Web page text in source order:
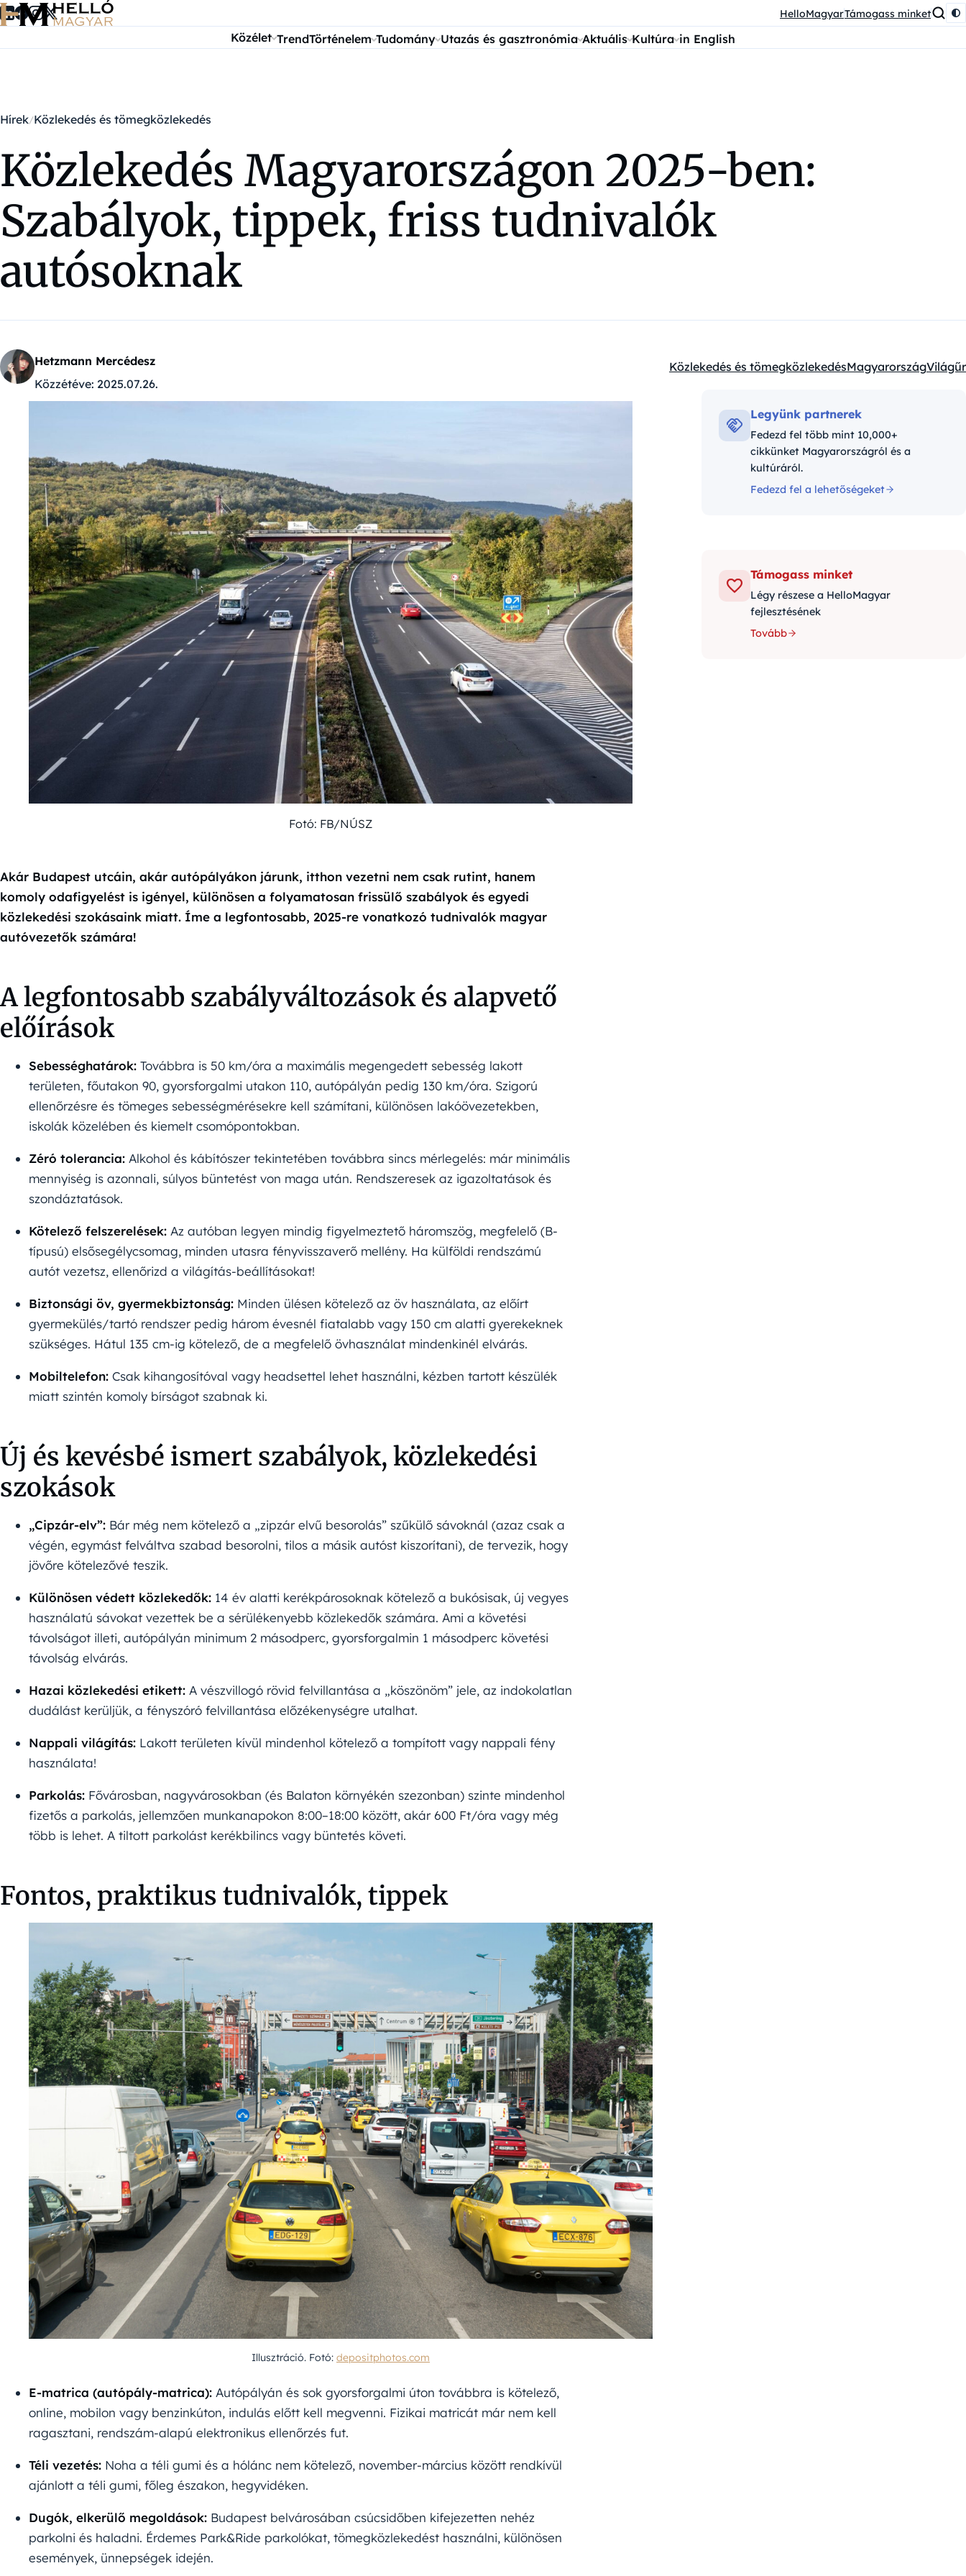
Ugrás a tartalomra HelloMagyarTámogass minket
Közélet TrendTörténelem Tudomány Utazás és gasztronómia Aktuális Kultúra in English
Hírek Közlekedés és tömegközlekedés
Közlekedés Magyarországon 2025-ben:
Szabályok, tippek, friss tudnivalók
autósoknak
Hetzmann Mercédesz
Közzétéve: 2025.07.26.
Kategóriák:
Közlekedés és tömegközlekedésMagyarországVilágűr
Fotó: FB/NÚSZ
Akár Budapest utcáin, akár autópályákon járunk, itthon vezetni nem csak rutint, hanem
komoly odafigyelést is igényel, különösen a folyamatosan frissülő szabályok és egyedi
közlekedési szokásaink miatt. Íme a legfontosabb, 2025-re vonatkozó tudnivalók magyar
autóvezetők számára!
A legfontosabb szabályváltozások és alapvető
előírások
Sebességhatárok: Továbbra is 50 km/óra a maximális megengedett sebesség lakott
területen, főutakon 90, gyorsforgalmi utakon 110, autópályán pedig 130 km/óra. Szigorú
ellenőrzésre és tömeges sebességmérésekre kell számítani, különösen lakóövezetekben,
iskolák közelében és kiemelt csomópontokban.
Zéró tolerancia: Alkohol és kábítószer tekintetében továbbra sincs mérlegelés: már minimális
mennyiség is azonnali, súlyos büntetést von maga után. Rendszeresek az igazoltatások és
szondáztatások.
Kötelező felszerelések: Az autóban legyen mindig figyelmeztető háromszög, megfelelő (B-
típusú) elsősegélycsomag, minden utasra fényvisszaverő mellény. Ha külföldi rendszámú
autót vezetsz, ellenőrizd a világítás-beállításokat!
Biztonsági öv, gyermekbiztonság: Minden ülésen kötelező az öv használata, az előírt
gyermekülés/tartó rendszer pedig három évesnél fiatalabb vagy 150 cm alatti gyerekeknek
szükséges. Hátul 135 cm-ig kötelező, de a megfelelő övhasználat mindenkinél elvárás.
Mobiltelefon: Csak kihangosítóval vagy headsettel lehet használni, kézben tartott készülék
miatt szintén komoly bírságot szabnak ki.
Új és kevésbé ismert szabályok, közlekedési
szokások
„Cipzár-elv”: Bár még nem kötelező a „zipzár elvű besorolás” szűkülő sávoknál (azaz csak a
végén, egymást felváltva szabad besorolni, tilos a másik autóst kiszorítani), de tervezik, hogy
jövőre kötelezővé teszik.
Különösen védett közlekedők: 14 év alatti kerékpárosoknak kötelező a bukósisak, új vegyes
használatú sávokat vezettek be a sérülékenyebb közlekedők számára. Ami a követési
távolságot illeti, autópályán minimum 2 másodperc, gyorsforgalmin 1 másodperc követési
távolság elvárás.
Hazai közlekedési etikett: A vészvillogó rövid felvillantása a „köszönöm” jele, az indokolatlan
dudálást kerüljük, a fényszóró felvillantása előzékenységre utalhat.
Nappali világítás: Lakott területen kívül mindenhol kötelező a tompított vagy nappali fény
használata!
Parkolás: Fővárosban, nagyvárosokban (és Balaton környékén szezonban) szinte mindenhol
fizetős a parkolás, jellemzően munkanapokon 8:00–18:00 között, akár 600 Ft/óra vagy még
több is lehet. A tiltott parkolást kerékbilincs vagy büntetés követi.
Fontos, praktikus tudnivalók, tippek
Illusztráció. Fotó: depositphotos.com
E-matrica (autópály-matrica): Autópályán és sok gyorsforgalmi úton továbbra is kötelező,
online, mobilon vagy benzinkúton, indulás előtt kell megvenni. Fizikai matricát már nem kell
ragasztani, rendszám-alapú elektronikus ellenőrzés fut.
Téli vezetés: Noha a téli gumi és a hólánc nem kötelező, november-március között rendkívül
ajánlott a téli gumi, főleg északon, hegyvidéken.
Dugók, elkerülő megoldások: Budapest belvárosában csúcsidőben kifejezetten nehéz
parkolni és haladni. Érdemes Park&Ride parkolókat, tömegközlekedést használni, különösen
események, ünnepségek idején.
Legyünk partnerek
Fedezd fel több mint 10,000+
cikkünket Magyarországról és a
kultúráról.
Fedezd fel a lehetőségeket
Támogass minket
Légy részese a HelloMagyar
fejlesztésének
Tovább